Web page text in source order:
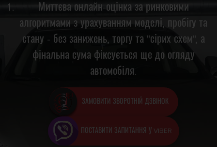
Миттєва онлайн-оцінка за ринковими
алгоритмами з урахуванням моделі, пробігу та
стану - без занижень, торгу та "сірих схем", а
фінальна сума фіксується ще до огляду
автомобіля.
ЗАМОВИТИ ЗВОРОТНІЙ ДЗВІНОК
ПОСТАВИТИ ЗАПИТАННЯ У VIBER